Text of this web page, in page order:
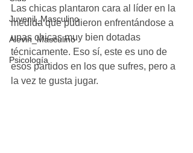
Juvenil_Masculino
Alevin_Masculino
Psicología
Las chicas plantaron cara al líder en la
medida que pudieron enfrentándose a
unas chicas muy bien dotadas
técnicamente. Eso sí, este es uno de
esos partidos en los que sufres, pero a
la vez te gusta jugar.